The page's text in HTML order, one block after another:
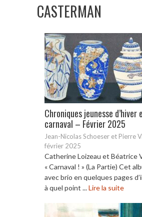
CASTERMAN
Chroniques jeunesse d’hiver
carnaval – Février 2025
Jean-Nicolas Schoeser et Pierre
février 2025
Catherine Loizeau et Béatrice
« Carnaval ! » (La Partie) Cet
avec brio en quelques pages
à quel point ...Lire la suite